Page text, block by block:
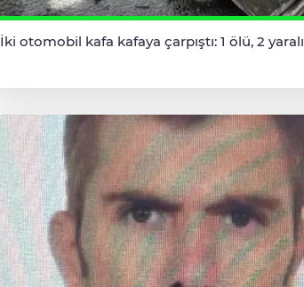
İki otomobil kafa kafaya çarpıştı: 1 ölü, 2 yaralı